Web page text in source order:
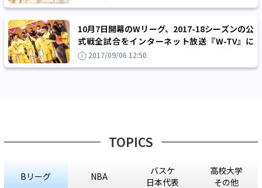
10月7日開幕のWリーグ、2017-18シーズンの公
式戦全試合をインターネット放送『W-TV』に
て無料配信することを発表！
2017/09/06 12:50
TOPICS
Bリーグ NBA
バスケ
日本代表
高校大学
その他